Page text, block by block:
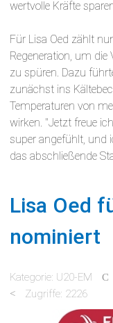
wertvolle Kräfte
Für Lisa Oed zählt
Regeneration, um
zu spüren. Dazu
zunächst ins
Temperaturen von
wirken. "Jetzt freue
super angefühlt, und
das abschließende
Lisa Oed
nominiert
Kategorie: U20-EM
Zugriffe: 2226